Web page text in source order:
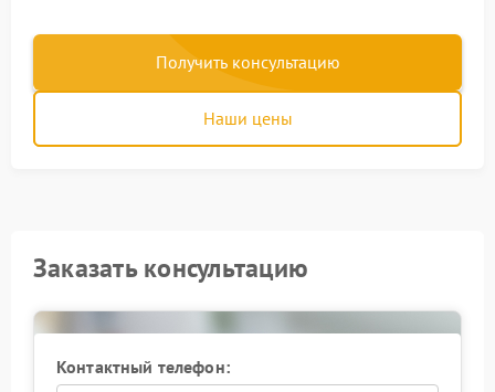
Получить консультацию
Наши цены
Заказать консультацию
Контактный телефон: